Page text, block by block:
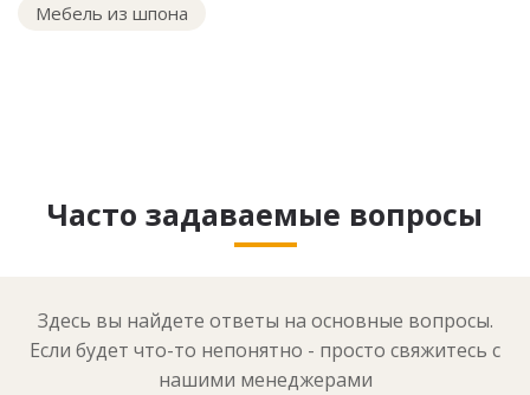
Мебель из шпона
Часто задаваемые вопросы
Здесь вы найдете ответы на основные вопросы.
Если будет что-то непонятно - просто свяжитесь с
нашими менеджерами